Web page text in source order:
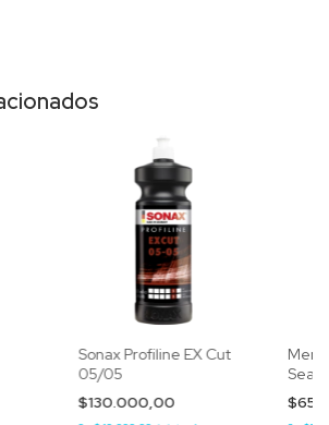
Sonax Profiline EX Cut
05/05
$130.000,00